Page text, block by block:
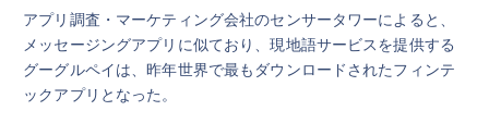
アプリ調査・マーケティング会社のセンサータワーによると、
メッセージングアプリに似ており、現地語サービスを提供する
グーグルペイは、昨年世界で最もダウンロードされたフィンテ
ックアプリとなった。